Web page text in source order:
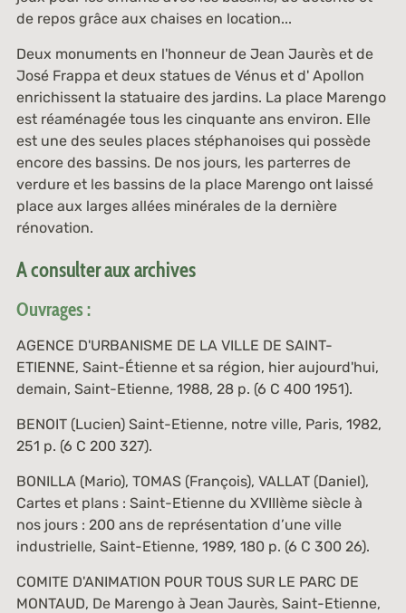
de repos grâce aux chaises en location...
Deux monuments en l'honneur de Jean Jaurès et de
José Frappa et deux statues de Vénus et d' Apollon
enrichissent la statuaire des jardins. La place Marengo
est réaménagée tous les cinquante ans environ. Elle
est une des seules places stéphanoises qui possède
encore des bassins. De nos jours, les parterres de
verdure et les bassins de la place Marengo ont laissé
place aux larges allées minérales de la dernière
rénovation.
A consulter aux archives
Ouvrages :
AGENCE D'URBANISME DE LA VILLE DE SAINT-
ETIENNE, Saint-Étienne et sa région, hier aujourd'hui,
demain, Saint-Etienne, 1988, 28 p. (6 C 400 1951).
BENOIT (Lucien) Saint-Etienne, notre ville, Paris, 1982,
251 p. (6 C 200 327).
BONILLA (Mario), TOMAS (François), VALLAT (Daniel),
Cartes et plans : Saint-Etienne du XVIIIème siècle à
nos jours : 200 ans de représentation d’une ville
industrielle, Saint-Etienne, 1989, 180 p. (6 C 300 26).
COMITE D'ANIMATION POUR TOUS SUR LE PARC DE
MONTAUD, De Marengo à Jean Jaurès, Saint-Etienne,